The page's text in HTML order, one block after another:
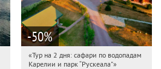
-50%
13:39:39 Купили:
«Тур на 2 дня: сафари по водопадам
Карелии и парк “Рускеала"»